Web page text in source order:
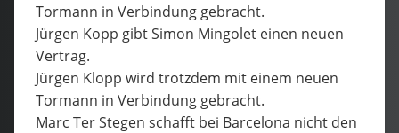
Tormann in Verbindung gebracht.
Jürgen Kopp gibt Simon Mingolet einen neuen
Vertrag.
Jürgen Klopp wird trotzdem mit einem neuen
Tormann in Verbindung gebracht.
Marc Ter Stegen schafft bei Barcelona nicht den